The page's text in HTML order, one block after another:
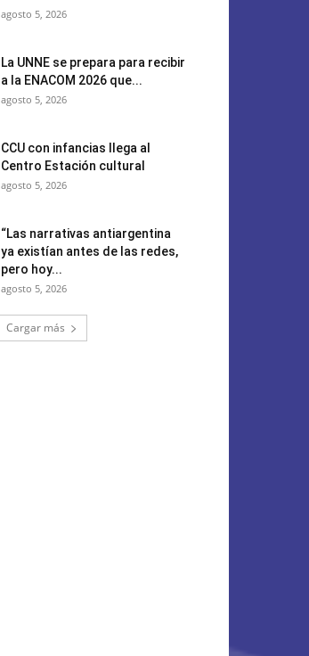
agosto 5, 2026
La UNNE se prepara para recibir
a la ENACOM 2026 que...
agosto 5, 2026
CCU con infancias llega al
Centro Estación cultural
agosto 5, 2026
“Las narrativas antiargentina
ya existían antes de las redes,
pero hoy...
agosto 5, 2026
Cargar más